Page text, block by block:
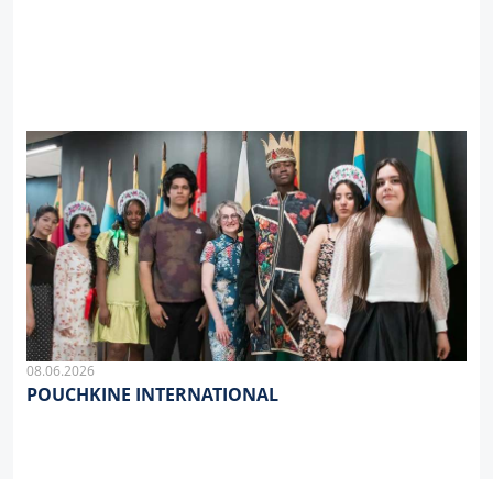
08.06.2026
POUCHKINE INTERNATIONAL